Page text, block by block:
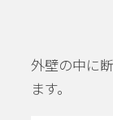
外壁の中に
ます。